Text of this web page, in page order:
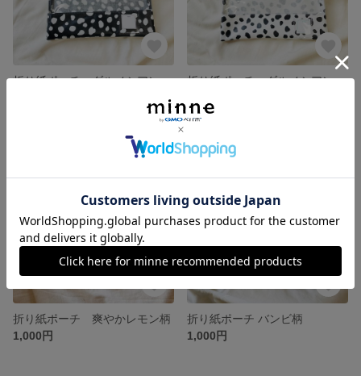
折り紙ポーチ ダルメシアン柄 ブラック
折り紙ポーチ ダルメシアン柄 ホワイト
SOLD OUT
折り紙ポーチ 爽やかレモン柄
1,000円
折り紙ポーチ バンビ柄
1,000円